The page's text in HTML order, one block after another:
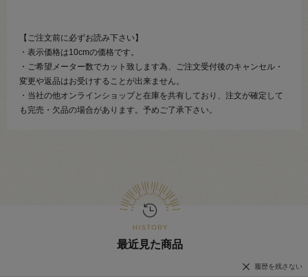
【ご注文前に必ずお読み下さい】
・表示価格は10cmの価格です。
・ご希望メーター数でカット致します為、ご注文受付後のキャンセル・
変更や返品はお受けすることが出来ません。
・当社の他オンラインショップと在庫を共有しており、注文が確定して
も完売・欠品の場合があります。予めご了承下さい。
最近見た商品
履歴を残さない